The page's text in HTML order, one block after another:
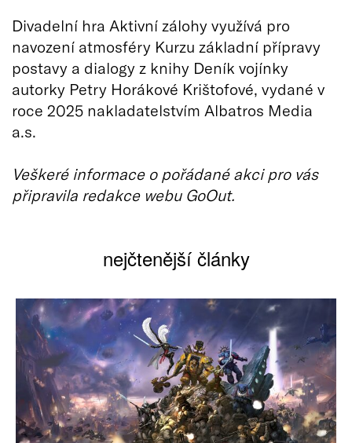
Divadelní hra Aktivní zálohy využívá pro
navození atmosféry Kurzu základní přípravy
postavy a dialogy z knihy Deník vojínky
autorky Petry Horákové Krištofové, vydané v
roce 2025 nakladatelstvím Albatros Media
a.s.
Veškeré informace o pořádané akci pro vás
připravila redakce webu GoOut.
nejčtenější články